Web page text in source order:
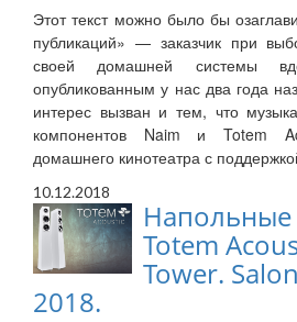
Этот текст можно было бы
публикаций» — заказчик при
своей домашней системы
опубликованным у нас два года
интерес вызван и тем, что
компонентов Naim и Totem
домашнего кинотеатра с
10.12.2018
Напольные
Totem
Tower.
2018.